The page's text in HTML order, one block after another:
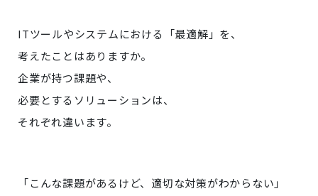
ITツールやシステムにおける「最適解」を、
考えたことはありますか。
企業が持つ課題や、
必要とするソリューションは、
それぞれ違います。
「こんな課題があるけど、適切な対策がわからない」